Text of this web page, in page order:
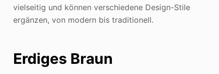
vielseitig und können verschiedene Design-Stile
ergänzen, von modern bis traditionell.
Erdiges Braun